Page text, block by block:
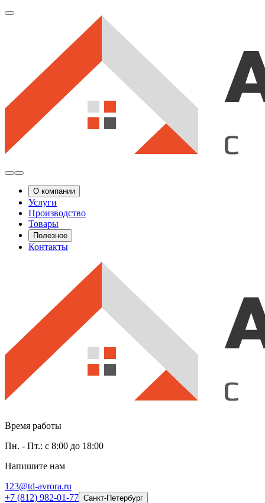
О компании
Услуги
Производство
Товары
Полезное
Контакты
Время работы
Пн. - Пт.: с 8:00 до 18:00
Напишите нам
123@td-avrora.ru
+7 (812) 982-01-77 Санкт-Петербург